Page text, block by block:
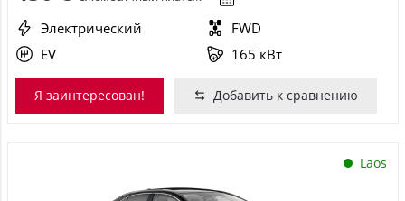
Электрический
FWD
EV
165 кВт
Я заинтересован! Добавить к сравнению
Laos